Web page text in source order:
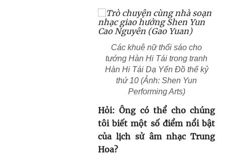
Các khuê nữ thổi sáo cho
tướng Hàn Hi Tái trong tranh
Hàn Hi Tái Dạ Yến Đồ thế kỷ
thứ 10 (Ảnh: Shen Yun
Performing Arts)
Hỏi: Ông có thể cho chúng
tôi biết một số điểm nổi bật
của lịch sử âm nhạc Trung
Hoa?